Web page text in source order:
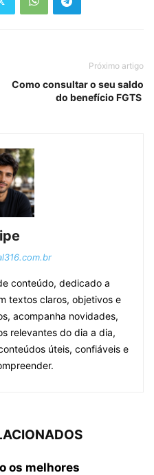
Próximo artigo
Como consultar o seu saldo
do benefício FGTS
conteúdo, dedicado a
textos claros, objetivos e
acompanha novidades,
relevantes do dia a dia,
úteis, confiáveis e
os melhores